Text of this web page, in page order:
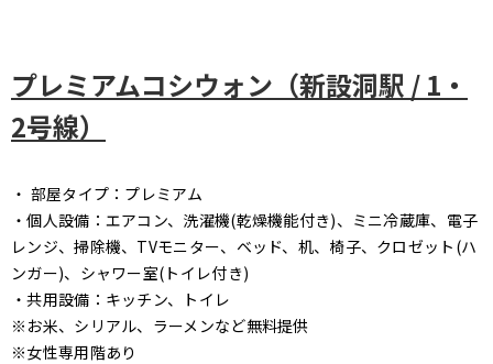
プレミアムコシウォン（新設洞駅 / 1・
2号線）
・ 部屋タイプ：プレミアム
・個人設備：エアコン、洗濯機(乾燥機能付き)、ミニ冷蔵庫、電子
レンジ、掃除機、TVモニター、ベッド、机、椅子、クロゼット(ハ
ンガー)、シャワー室(トイレ付き)
・共用設備：キッチン、トイレ
※お米、シリアル、ラーメンなど無料提供
※女性専用階あり